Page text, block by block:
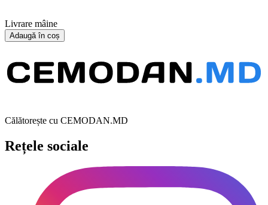
Livrare mâine
Adaugă în coș
Călătorește cu CEMODAN.MD
Rețele sociale